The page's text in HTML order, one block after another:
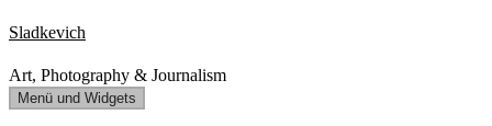
Zum
Inhalt
springen
Sladkevich
Art, Photography & Journalism
Menü und Widgets